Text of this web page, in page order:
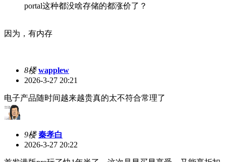
portal这种都没啥存储的都涨价了？
因为，有内存
8楼 wapplew
2026-3-27 20:21
电子产品随时间越来越贵真的太不符合常理了
9楼 秦孝白
2026-3-27 20:22